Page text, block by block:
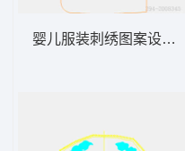
婴儿服装刺绣图案设计图